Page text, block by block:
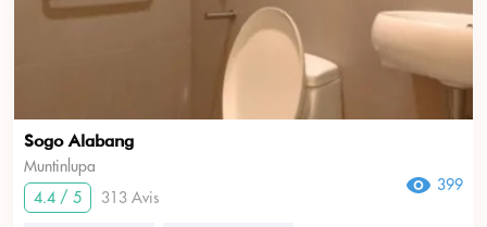
Sogo Alabang
Muntinlupa
4.4 / 5
313 Avis
399